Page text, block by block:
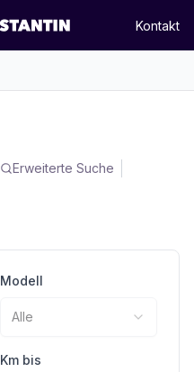
Kontakt
Erweiterte Suche
Modell
Alle
Km bis